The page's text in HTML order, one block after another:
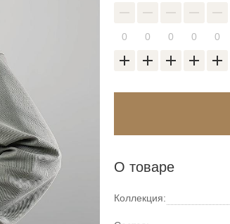
О товаре
Коллекция: